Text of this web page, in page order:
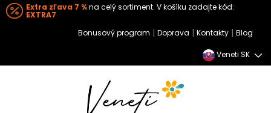
Extra zľava 7 %na celý sortiment. V košíku zadajte kód:
EXTRA7
Bonusový program | Doprava | Kontakty | Blog
Veneti SK